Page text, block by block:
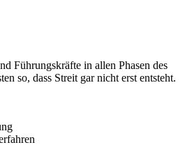
Führungskräfte in allen Phasen des
so, dass Streit gar nicht erst entsteht.